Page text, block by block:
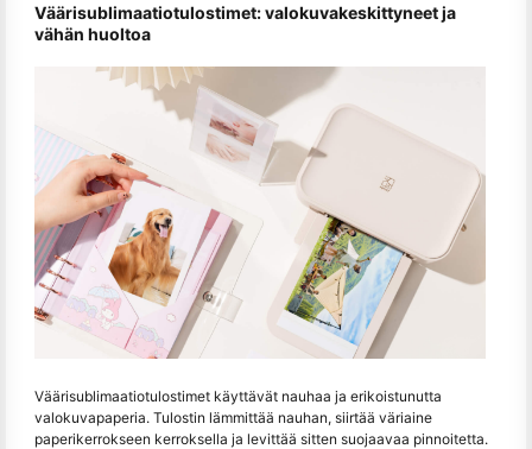
Väärisublimaatiotulostimet: valokuvakeskittyneet ja
vähän huoltoa
Väärisublimaatiotulostimet käyttävät nauhaa ja erikoistunutta
valokuvapaperia. Tulostin lämmittää nauhan, siirtää väriaine
paperikerrokseen kerroksella ja levittää sitten suojaavaa pinnoitetta.